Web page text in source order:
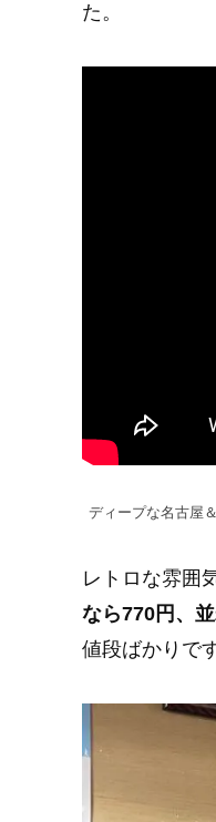
た。
ディープな名古屋
レトロな雰囲
なら770円、
値段ばかりです